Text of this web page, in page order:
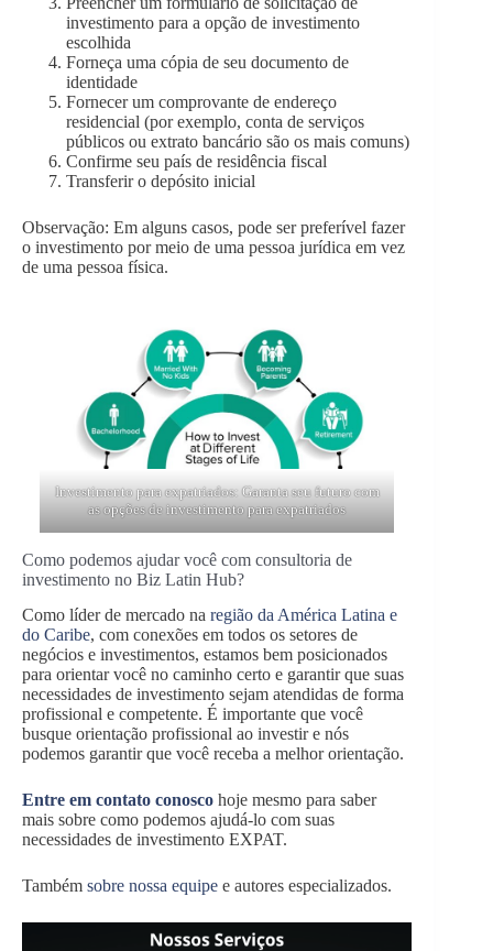
investimento para a opção de investimento
escolhida
Forneça uma cópia de seu documento de
identidade
Fornecer um comprovante de endereço
residencial (por exemplo, conta de serviços
públicos ou extrato bancário são os mais comuns)
Confirme seu país de residência fiscal
Transferir o depósito inicial
Observação: Em alguns casos, pode ser preferível fazer
o investimento por meio de uma pessoa jurídica em vez
de uma pessoa física.
Investimento para expatriados: Garanta seu futuro com
as opções de investimento para expatriados
Como podemos ajudar você com consultoria de
investimento no Biz Latin Hub?
Como líder de mercado na região da América Latina e
do Caribe, com conexões em todos os setores de
negócios e investimentos, estamos bem posicionados
para orientar você no caminho certo e garantir que suas
necessidades de investimento sejam atendidas de forma
profissional e competente. É importante que você
busque orientação profissional ao investir e nós
podemos garantir que você receba a melhor orientação.
Entre em contato conosco hoje mesmo para saber
mais sobre como podemos ajudá-lo com suas
necessidades de investimento EXPAT.
Também sobre nossa equipe e autores especializados.